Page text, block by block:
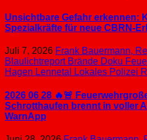
Unsichtbare Gefahr erkennen:
Spezialkräfte für neue CBRN-
Juli 7, 2026 Frank Bauermann,
Blaulichtreport Brände Doku
Hagen Lennetal Lokales Polizei
2026 06 28 🔥🚨
Schrotthaufen brennt in voller
WarnApp